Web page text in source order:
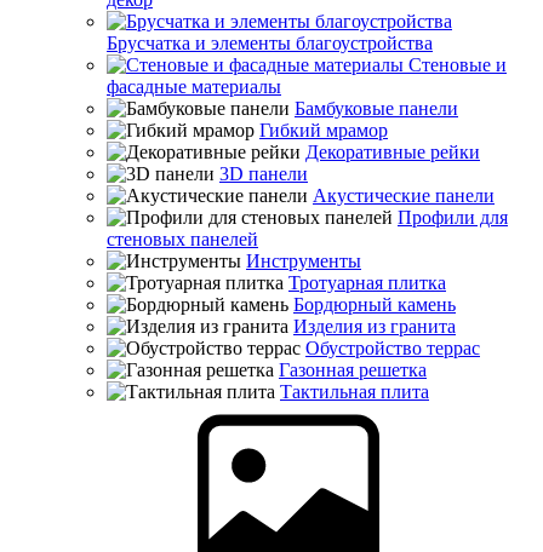
Брусчатка и элементы благоустройства
Стеновые и
фасадные материалы
Бамбуковые панели
Гибкий мрамор
Декоративные рейки
3D панели
Акустические панели
Профили для
стеновых панелей
Инструменты
Тротуарная плитка
Бордюрный камень
Изделия из гранита
Обустройство террас
Газонная решетка
Тактильная плита